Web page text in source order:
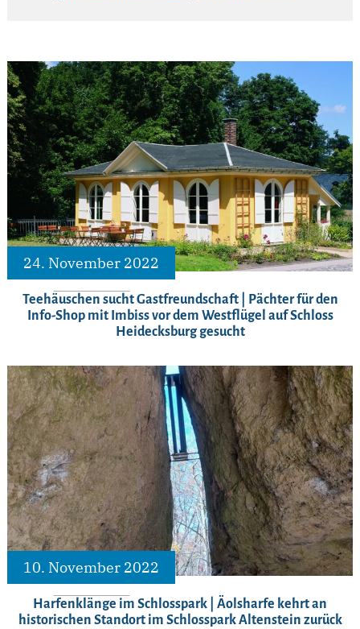
24. November 2022
Teehäuschen sucht Gastfreundschaft | Pächter für den
Info-Shop mit Imbiss vor dem Westflügel auf Schloss
Heidecksburg gesucht
10. November 2022
Harfenklänge im Schlosspark | Äolsharfe kehrt an
historischen Standort im Schlosspark Altenstein zurück